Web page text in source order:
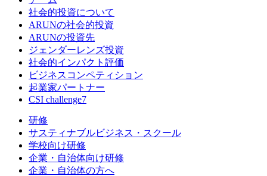
社会的投資について
ARUNの社会的投資
ARUNの投資先
ジェンダーレンズ投資
社会的インパクト評価
ビジネスコンペティション
起業家パートナー
CSI challenge7
研修
サスティナブルビジネス・スクール
学校向け研修
企業・自治体向け研修
企業・自治体の方へ